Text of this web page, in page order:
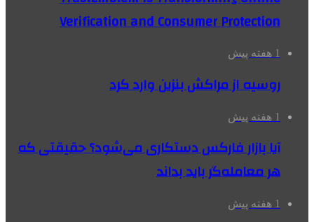
Verification and Consumer Protection
1 هفته پیش
روسیه از مراکش بنزین وارد کرد
1 هفته پیش
آیا بازار فارکس دستکاری می‌شود؟ حقیقتی که
هر معامله‌گر باید بداند
1 هفته پیش